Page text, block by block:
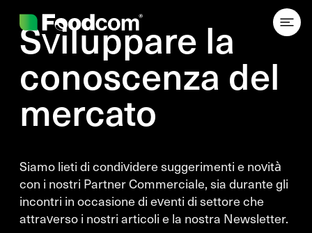
Sviluppare la
conoscenza del
mercato
Siamo lieti di condividere suggerimenti e novità
con i nostri Partner Commerciale, sia durante gli
incontri in occasione di eventi di settore che
attraverso i nostri articoli e la nostra Newsletter.